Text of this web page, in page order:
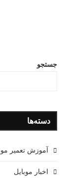
جستجو
دسته‌ها
آموزش تعمیر
اخبار موبایل